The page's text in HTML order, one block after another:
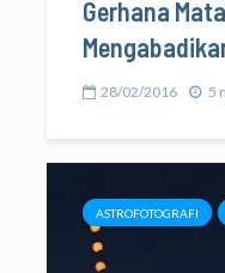
Gerhana
28/02/2016 5
ASTROFOTOGRAFI